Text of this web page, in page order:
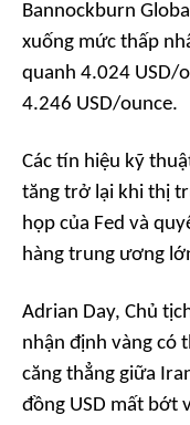
Bannockburn
xuống mức thấp
quanh 4.024 USD/
4.246 USD/ounce.
Các tín hiệu kỹ
tăng trở lại khi thị
họp của Fed và
hàng trung ương
Adrian Day, Chủ
nhận định vàng có
căng thẳng giữa
đồng USD mất bớt